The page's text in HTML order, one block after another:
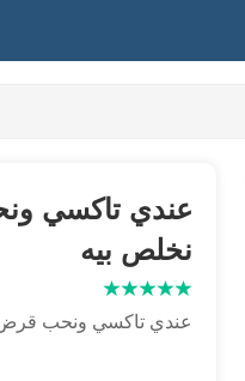
عندي تاكسي
نخلص بيه
عندي تاكسي ونحب